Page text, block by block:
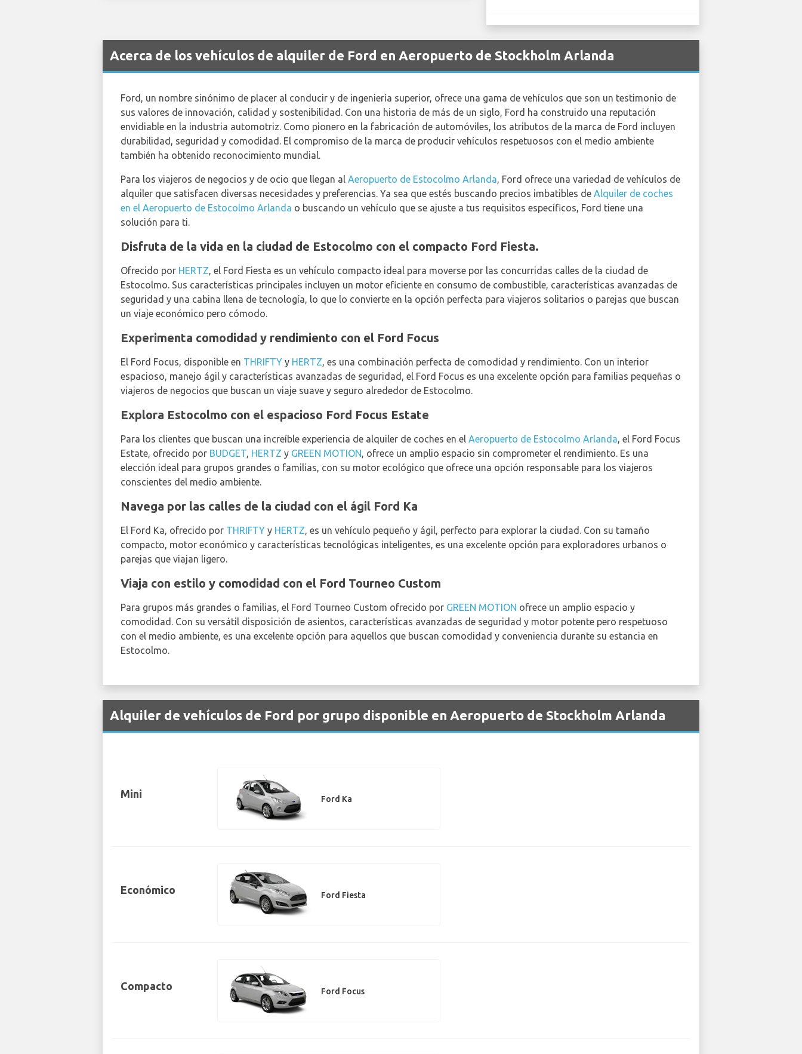
Acerca de los vehículos de alquiler de Ford en Aeropuerto de Stockholm Arlanda
Ford, un nombre sinónimo de placer al conducir y de ingeniería superior, ofrece una gama de vehículos que son un testimonio de
sus valores de innovación, calidad y sostenibilidad. Con una historia de más de un siglo, Ford ha construido una reputación
envidiable en la industria automotriz. Como pionero en la fabricación de automóviles, los atributos de la marca de Ford incluyen
durabilidad, seguridad y comodidad. El compromiso de la marca de producir vehículos respetuosos con el medio ambiente
también ha obtenido reconocimiento mundial.
Para los viajeros de negocios y de ocio que llegan al Aeropuerto de Estocolmo Arlanda, Ford ofrece una variedad de vehículos de
alquiler que satisfacen diversas necesidades y preferencias. Ya sea que estés buscando precios imbatibles de Alquiler de coches
en el Aeropuerto de Estocolmo Arlanda o buscando un vehículo que se ajuste a tus requisitos específicos, Ford tiene una
solución para ti.
Disfruta de la vida en la ciudad de Estocolmo con el compacto Ford Fiesta.
Ofrecido por HERTZ, el Ford Fiesta es un vehículo compacto ideal para moverse por las concurridas calles de la ciudad de
Estocolmo. Sus características principales incluyen un motor eficiente en consumo de combustible, características avanzadas de
seguridad y una cabina llena de tecnología, lo que lo convierte en la opción perfecta para viajeros solitarios o parejas que buscan
un viaje económico pero cómodo.
Experimenta comodidad y rendimiento con el Ford Focus
El Ford Focus, disponible en THRIFTY y HERTZ, es una combinación perfecta de comodidad y rendimiento. Con un interior
espacioso, manejo ágil y características avanzadas de seguridad, el Ford Focus es una excelente opción para familias pequeñas o
viajeros de negocios que buscan un viaje suave y seguro alrededor de Estocolmo.
Explora Estocolmo con el espacioso Ford Focus Estate
Para los clientes que buscan una increíble experiencia de alquiler de coches en el Aeropuerto de Estocolmo Arlanda, el Ford Focus
Estate, ofrecido por BUDGET, HERTZ y GREEN MOTION, ofrece un amplio espacio sin comprometer el rendimiento. Es una
elección ideal para grupos grandes o familias, con su motor ecológico que ofrece una opción responsable para los viajeros
conscientes del medio ambiente.
Navega por las calles de la ciudad con el ágil Ford Ka
El Ford Ka, ofrecido por THRIFTY y HERTZ, es un vehículo pequeño y ágil, perfecto para explorar la ciudad. Con su tamaño
compacto, motor económico y características tecnológicas inteligentes, es una excelente opción para exploradores urbanos o
parejas que viajan ligero.
Viaja con estilo y comodidad con el Ford Tourneo Custom
Para grupos más grandes o familias, el Ford Tourneo Custom ofrecido por GREEN MOTION ofrece un amplio espacio y
comodidad. Con su versátil disposición de asientos, características avanzadas de seguridad y motor potente pero respetuoso
con el medio ambiente, es una excelente opción para aquellos que buscan comodidad y conveniencia durante su estancia en
Estocolmo.
Alquiler de vehículos de Ford por grupo disponible en Aeropuerto de Stockholm Arlanda
Mini Ford Ka
Económico Ford Fiesta
Compacto Ford Focus